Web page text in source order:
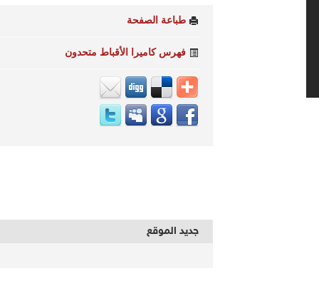
طباعة الصفحة
فهرس كاميرا الأقباط متحدون
جديد الموقع